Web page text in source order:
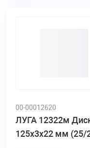
00-00012620
ЛУГА 12322м
125х3х22 мм (25/